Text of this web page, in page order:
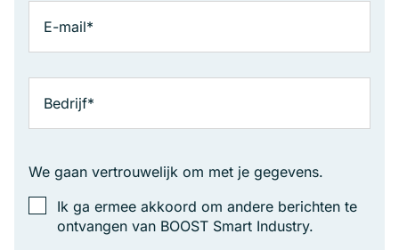
We gaan vertrouwelijk om met je gegevens.
Ik ga ermee akkoord om andere berichten te
ontvangen van BOOST Smart Industry.